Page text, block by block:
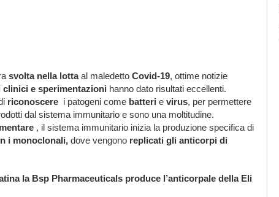
svolta nella lottaal maledetto Covid-19, ottime notizie
clinici e sperimentazioni hanno dato risultati eccellenti.
riconoscere i patogeni come batteri e virus, per permettere
dal sistema immunitario e sono una moltitudine.
, il sistema immunitario inizia la produzione specifica di
i monoclonali, dove vengono replicati gli anticorpi di
la Bsp Pharmaceuticals produce l’anticorpale della Eli